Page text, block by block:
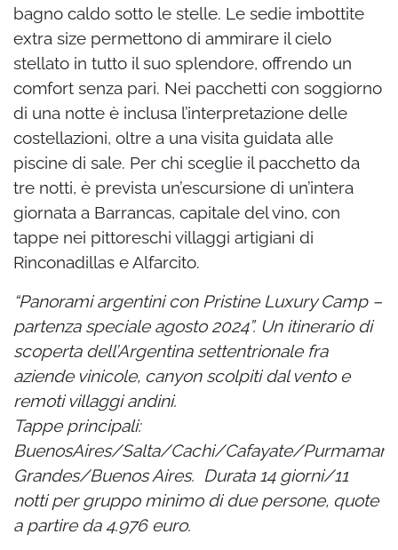
bagno caldo sotto le stelle. Le sedie imbottite
extra size permettono di ammirare il cielo
stellato in tutto il suo splendore, offrendo un
comfort senza pari. Nei pacchetti con soggiorno
di una notte è inclusa l’interpretazione delle
costellazioni, oltre a una visita guidata alle
piscine di sale. Per chi sceglie il pacchetto da
tre notti, è prevista un’escursione di un’intera
giornata a Barrancas, capitale del vino, con
tappe nei pittoreschi villaggi artigiani di
Rinconadillas e Alfarcito.
“Panorami argentini con Pristine Luxury Camp –
partenza speciale agosto 2024”. Un itinerario di
scoperta dell’Argentina settentrionale fra
aziende vinicole, canyon scolpiti dal vento e
remoti villaggi andini.
Tappe principali:
BuenosAires/Salta/Cachi/Cafayate/
Grandes/Buenos Aires. Durata 14 giorni/11
notti per gruppo minimo di due persone, quote
a partire da 4.976 euro.